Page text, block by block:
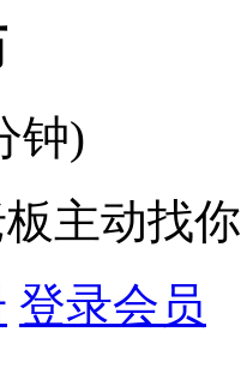
钟)
主动找你
登录会员